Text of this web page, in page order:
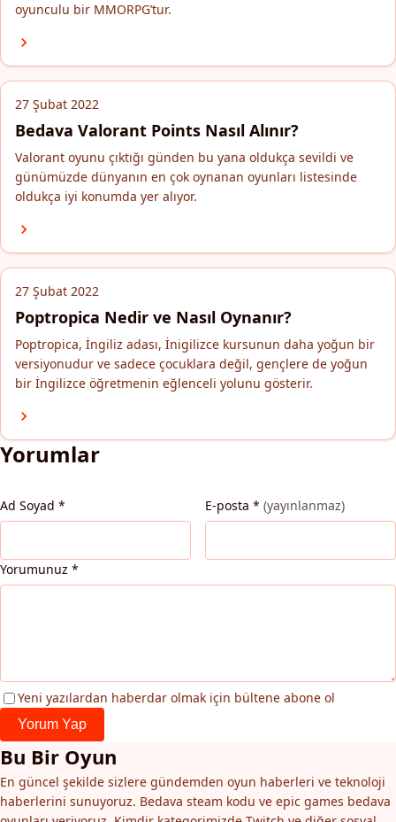
oyunculu bir MMORPG’tur.
27 Şubat 2022
Bedava Valorant Points Nasıl Alınır?
Valorant oyunu çıktığı günden bu yana oldukça sevildi ve
günümüzde dünyanın en çok oynanan oyunları listesinde
oldukça iyi konumda yer alıyor.
27 Şubat 2022
Poptropica Nedir ve Nasıl Oynanır?
Poptropica, İngiliz adası, İnigilizce kursunun daha yoğun bir
versiyonudur ve sadece çocuklara değil, gençlere de yoğun
bir İngilizce öğretmenin eğlenceli yolunu gösterir.
Yorumlar
Ad Soyad * E-posta * (yayınlanmaz)
Yorumunuz *
Yeni yazılardan haberdar olmak için bültene abone ol
Yorum Yap
Bu Bir Oyun
En güncel şekilde sizlere gündemden oyun haberleri ve teknoloji
haberlerini sunuyoruz. Bedava steam kodu ve epic games bedava